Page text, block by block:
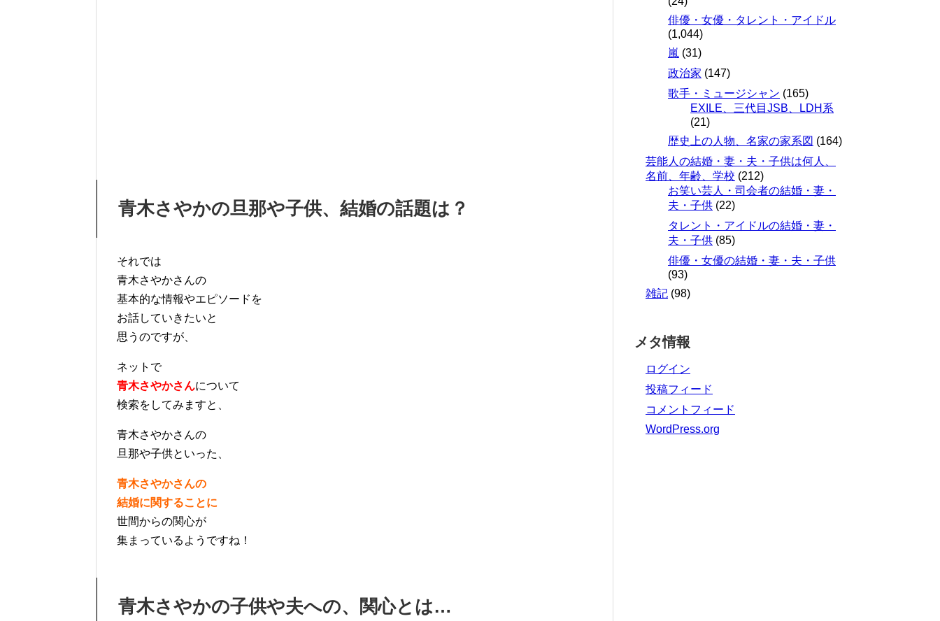
青木さやかの旦那や子供、結婚の話題は？
それでは
青木さやかさんの
基本的な情報やエピソードを
お話していきたいと
思うのですが、
ネットで
青木さやかさんについて
検索をしてみますと、
青木さやかさんの
旦那や子供といった、
青木さやかさんの
結婚に関することに
世間からの関心が
集まっているようですね！
青木さやかの子供や夫への、関心とは…
俳優・女優・タレント・アイドル
(1,044)
嵐 (31)
政治家 (147)
歌手・ミュージシャン (165)
EXILE、三代目JSB、LDH系
(21)
歴史上の人物、名家の家系図 (164)
芸能人の結婚・妻・夫・子供は何人、
名前、年齢、学校 (212)
お笑い芸人・司会者の結婚・妻・
夫・子供 (22)
タレント・アイドルの結婚・妻・
夫・子供 (85)
俳優・女優の結婚・妻・夫・子供
(93)
雑記 (98)
メタ情報
ログイン
投稿フィード
コメントフィード
WordPress.org